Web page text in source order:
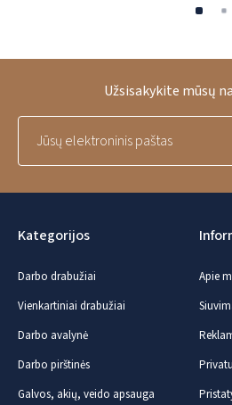
Kategorijos
Darbo drabužiai
Vienkartiniai drabužiai
Darbo avalynė
Darbo pirštinės
Galvos, akių, veido apsauga
Apie
Užsisakykite mūsų